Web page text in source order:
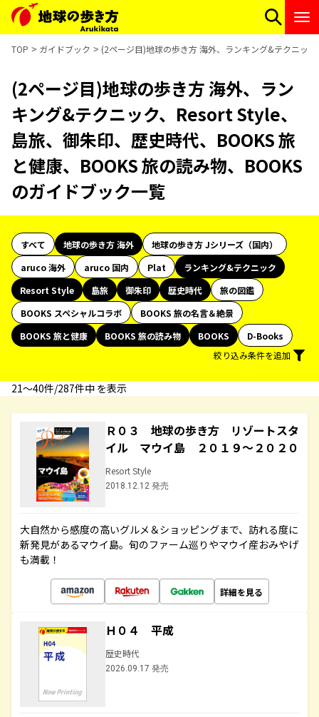
TOP ガイドブック (2ページ目)地球の歩き方 海外、ランキング&テクニッ
(2ページ目)地球の歩き方 海外、ラン
キング&テクニック、Resort Style、
島旅、御朱印、歴史時代、BOOKS 旅
と健康、BOOKS 旅の読み物、BOOKS
のガイドブック一覧
すべて 地球の歩き方 海外
地球の歩き方 Jシリーズ（国内）
aruco 海外
aruco 国内 Plat
ランキング&テクニック
Resort Style
島旅 御朱印 歴史時代
旅の図鑑
BOOKS スペシャルコラボ
BOOKS 旅の名言＆絶景
BOOKS 旅と健康
BOOKS 旅の読み物 BOOKS
D-Books
絞り込み条件を追加
21〜40件/287件中 を表示
Ｒ０３ 地球の歩き方 リゾートスタ
イル マウイ島 ２０１９～２０２０
Resort Style
2018.12.12 発売
大自然から感度の高いグルメ＆ショッピングまで、訪れる度に
新発見があるマウイ島。旬のファーム巡りやマウイ産おみやげ
も満載！
詳細を見る
Ｈ０４ 平成
歴史時代
2026.09.17 発売